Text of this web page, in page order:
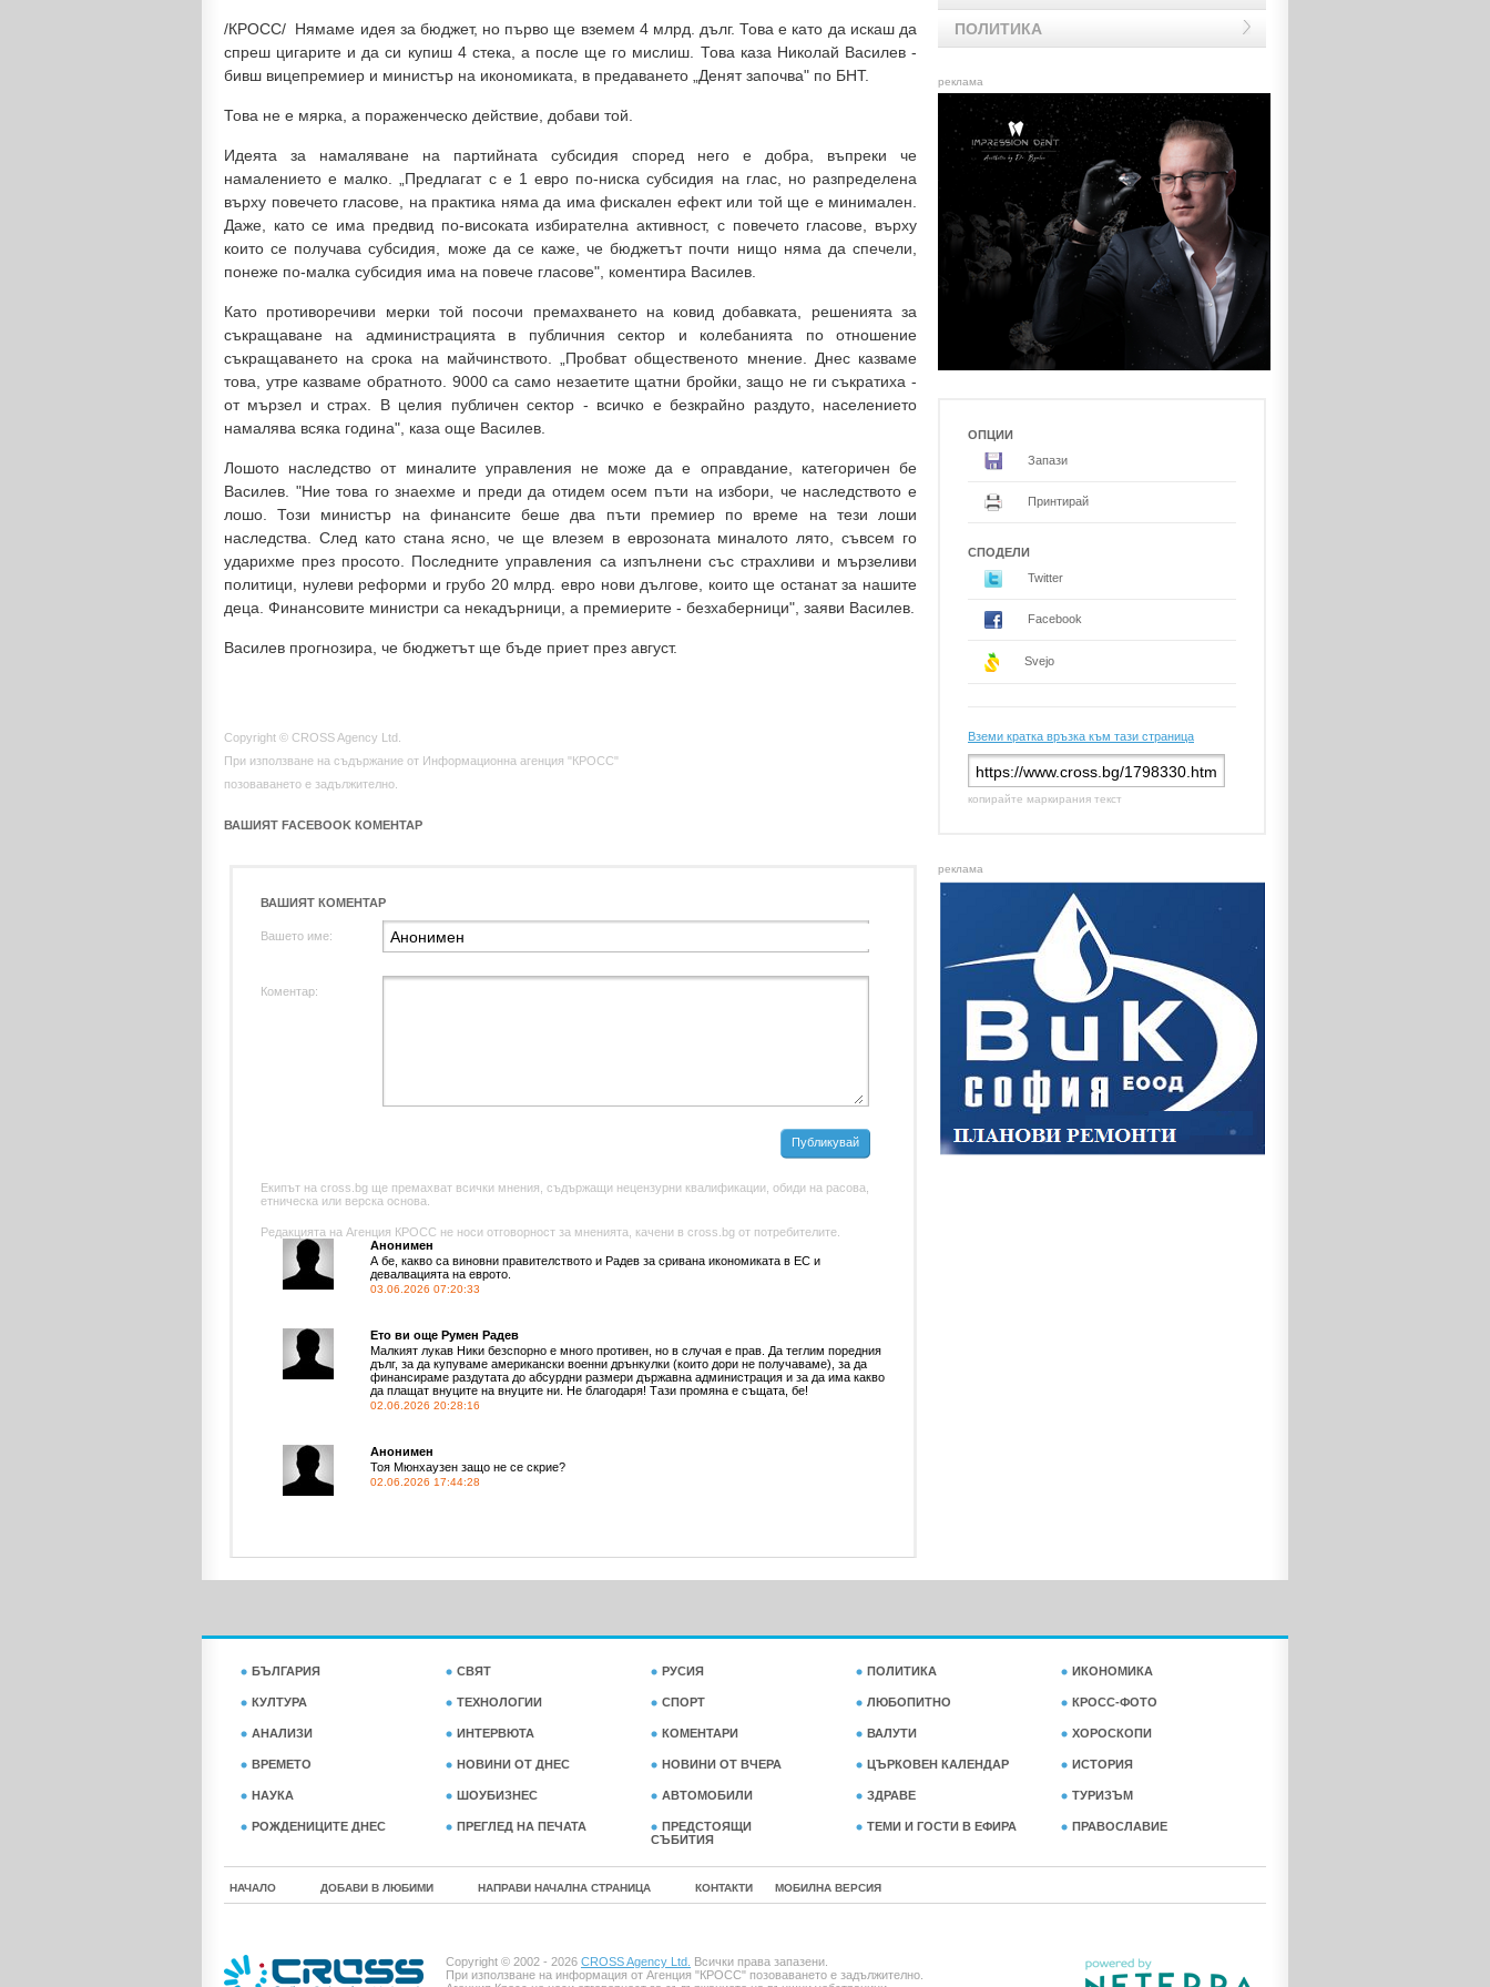
/КРОСС/ Нямаме идея за бюджет, но първо ще вземем 4 млрд. дълг. Това е като да искаш да
спреш цигарите и да си купиш 4 стека, а после ще го мислиш. Това каза Николай Василев -
бивш вицепремиер и министър на икономиката, в предаването „Денят започва" по БНТ.
Това не е мярка, а пораженческо действие, добави той.
Идеята за намаляване на партийната субсидия според него е добра, въпреки че
намалението е малко. „Предлагат с е 1 евро по-ниска субсидия на глас, но разпределена
върху повечето гласове, на практика няма да има фискален ефект или той ще е минимален.
Даже, като се има предвид по-високата избирателна активност, с повечето гласове, върху
които се получава субсидия, може да се каже, че бюджетът почти нищо няма да спечели,
понеже по-малка субсидия има на повече гласове", коментира Василев.
Като противоречиви мерки той посочи премахването на ковид добавката, решенията за
съкращаване на администрацията в публичния сектор и колебанията по отношение
съкращаването на срока на майчинството. „Пробват общественото мнение. Днес казваме
това, утре казваме обратното. 9000 са само незаетите щатни бройки, защо не ги съкратиха -
от мързел и страх. В целия публичен сектор - всичко е безкрайно раздуто, населението
намалява всяка година", каза още Василев.
Лошото наследство от миналите управления не може да е оправдание, категоричен бе
Василев. "Ние това го знаехме и преди да отидем осем пъти на избори, че наследството е
лошо. Този министър на финансите беше два пъти премиер по време на тези лоши
наследства. След като стана ясно, че ще влезем в еврозоната миналото лято, съвсем го
ударихме през просото. Последните управления са изпълнени със страхливи и мързеливи
политици, нулеви реформи и грубо 20 млрд. евро нови дългове, които ще останат за нашите
деца. Финансовите министри са некадърници, а премиерите - безхаберници", заяви Василев.
Василев прогнозира, че бюджетът ще бъде приет през август.
Copyright © CROSS Agency Ltd.
При използване на съдържание от Информационна агенция "КРОСС"
позоваването е задължително.
ВАШИЯТ FACEBOOK КОМЕНТАР
ВАШИЯТ КОМЕНТАР
Вашето име:
Коментар:
Публикувай
Екипът на cross.bg ще премахват всички мнения, съдържащи нецензурни квалификации, обиди на расова,
етническа или верска основа.
Редакцията на Агенция КРОСС не носи отговорност за мненията, качени в cross.bg от потребителите.
Анонимен
А бе, какво са виновни правителството и Радев за сривана икономиката в ЕС и
девалвацията на еврото.
03.06.2026 07:20:33
Ето ви още Румен Радев
Малкият лукав Ники безспорно е много противен, но в случая е прав. Да теглим поредния
дълг, за да купуваме американски военни дрънкулки (които дори не получаваме), за да
финансираме раздутата до абсурдни размери държавна администрация и за да има какво
да плащат внуците на внуците ни. Не благодаря! Тази промяна е същата, бе!
02.06.2026 20:28:16
Анонимен
Тоя Мюнхаузен защо не се скрие?
02.06.2026 17:44:28
ПОЛИТИКА
реклама
ОПЦИИ
Запази
Принтирай
СПОДЕЛИ
Twitter
Facebook
Svejo
Вземи кратка връзка към тази страница
копирайте маркирания текст
реклама
БЪЛГАРИЯ СВЯТ РУСИЯ ПОЛИТИКА ИКОНОМИКА
КУЛТУРА ТЕХНОЛОГИИ СПОРТ ЛЮБОПИТНО КРОСС-ФОТО
АНАЛИЗИ ИНТЕРВЮТА КОМЕНТАРИ ВАЛУТИ ХОРОСКОПИ
ВРЕМЕТО НОВИНИ ОТ ДНЕС НОВИНИ ОТ ВЧЕРА ЦЪРКОВЕН КАЛЕНДАР ИСТОРИЯ
НАУКА ШОУБИЗНЕС АВТОМОБИЛИ ЗДРАВЕ ТУРИЗЪМ
РОЖДЕНИЦИТЕ ДНЕС ПРЕГЛЕД НА ПЕЧАТА
ПРЕДСТОЯЩИ
СЪБИТИЯ
ТЕМИ И ГОСТИ В ЕФИРА ПРАВОСЛАВИЕ
НАЧАЛО ДОБАВИ В ЛЮБИМИ НАПРАВИ НАЧАЛНА СТРАНИЦА КОНТАКТИ МОБИЛНА ВЕРСИЯ
Copyright © 2002 - 2026 CROSS Agency Ltd. Всички права запазени.
При използване на информация от Агенция "КРОСС" позоваването е задължително.